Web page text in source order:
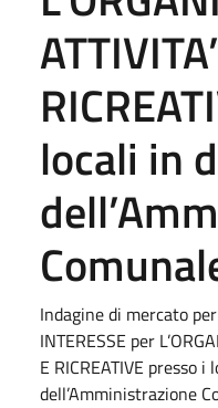
locali in
Indagine di mercato
INTERESSE per
E RICREATIVE presso
dell’Amministrazione